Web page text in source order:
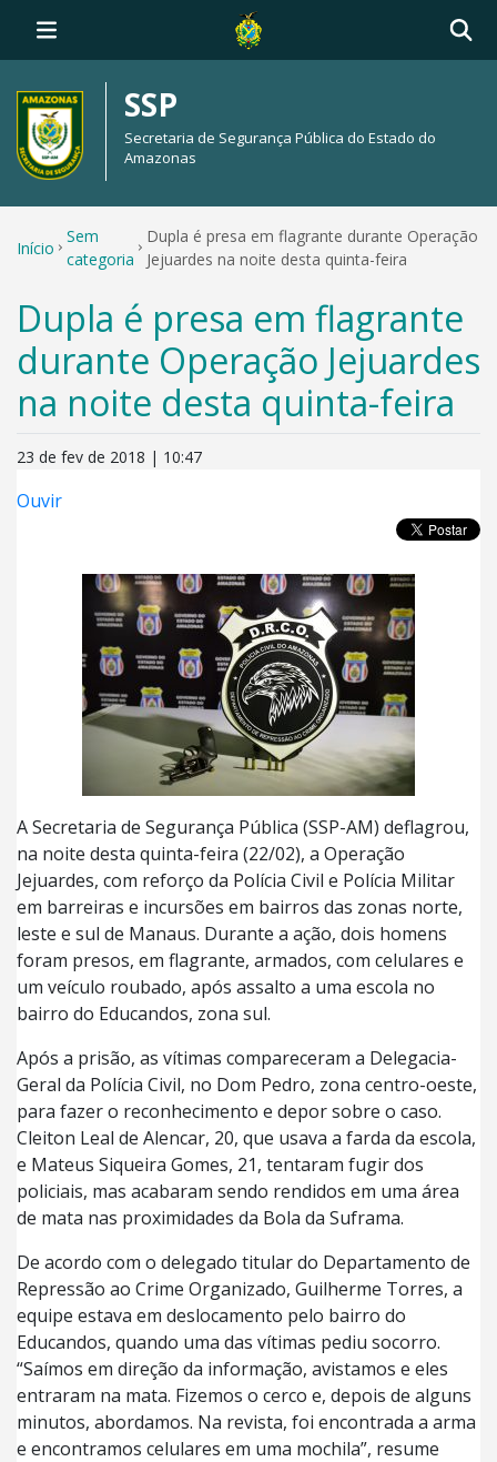
SSP
Secretaria de Segurança Pública do Estado do
Amazonas
Início
Sem
categoria
Dupla é presa em flagrante durante Operação
Jejuardes na noite desta quinta-feira
Dupla é presa em flagrante
durante Operação Jejuardes
na noite desta quinta-feira
23 de fev de 2018 | 10:47
Ouvir
A Secretaria de Segurança Pública (SSP-AM) deflagrou,
na noite desta quinta-feira (22/02), a Operação
Jejuardes, com reforço da Polícia Civil e Polícia Militar
em barreiras e incursões em bairros das zonas norte,
leste e sul de Manaus. Durante a ação, dois homens
foram presos, em flagrante, armados, com celulares e
um veículo roubado, após assalto a uma escola no
bairro do Educandos, zona sul.
Após a prisão, as vítimas compareceram a Delegacia-
Geral da Polícia Civil, no Dom Pedro, zona centro-oeste,
para fazer o reconhecimento e depor sobre o caso.
Cleiton Leal de Alencar, 20, que usava a farda da escola,
e Mateus Siqueira Gomes, 21, tentaram fugir dos
policiais, mas acabaram sendo rendidos em uma área
de mata nas proximidades da Bola da Suframa.
De acordo com o delegado titular do Departamento de
Repressão ao Crime Organizado, Guilherme Torres, a
equipe estava em deslocamento pelo bairro do
Educandos, quando uma das vítimas pediu socorro.
“Saímos em direção da informação, avistamos e eles
entraram na mata. Fizemos o cerco e, depois de alguns
minutos, abordamos. Na revista, foi encontrada a arma
e encontramos celulares em uma mochila”, resume